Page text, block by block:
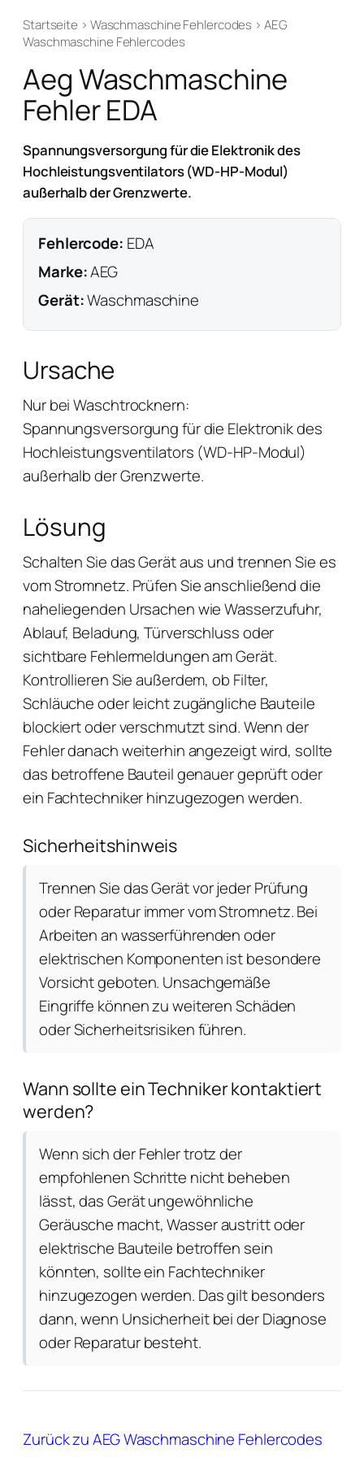
Startseite › Waschmaschine Fehlercodes › AEG
Waschmaschine Fehlercodes
Aeg Waschmaschine
Fehler EDA
Spannungsversorgung für die Elektronik des
Hochleistungsventilators (WD-HP-Modul)
außerhalb der Grenzwerte.
Fehlercode: EDA
Marke:AEG
Gerät:Waschmaschine
Ursache
Nur bei Waschtrocknern:
Spannungsversorgung für die Elektronik des
Hochleistungsventilators (WD-HP-Modul)
außerhalb der Grenzwerte.
Lösung
Schalten Sie das Gerät aus und trennen Sie es
vom Stromnetz. Prüfen Sie anschließend die
naheliegenden Ursachen wie Wasserzufuhr,
Ablauf, Beladung, Türverschluss oder
sichtbare Fehlermeldungen am Gerät.
Kontrollieren Sie außerdem, ob Filter,
Schläuche oder leicht zugängliche Bauteile
blockiert oder verschmutzt sind. Wenn der
Fehler danach weiterhin angezeigt wird, sollte
das betroffene Bauteil genauer geprüft oder
ein Fachtechniker hinzugezogen werden.
Sicherheitshinweis
Trennen Sie das Gerät vor jeder Prüfung
oder Reparatur immer vom Stromnetz. Bei
Arbeiten an wasserführenden oder
elektrischen Komponenten ist besondere
Vorsicht geboten. Unsachgemäße
Eingriffe können zu weiteren Schäden
oder Sicherheitsrisiken führen.
Wann sollte ein Techniker kontaktiert
werden?
Wenn sich der Fehler trotz der
empfohlenen Schritte nicht beheben
lässt, das Gerät ungewöhnliche
Geräusche macht, Wasser austritt oder
elektrische Bauteile betroffen sein
könnten, sollte ein Fachtechniker
hinzugezogen werden. Das gilt besonders
dann, wenn Unsicherheit bei der Diagnose
oder Reparatur besteht.
Zurück zu AEG Waschmaschine Fehlercodes